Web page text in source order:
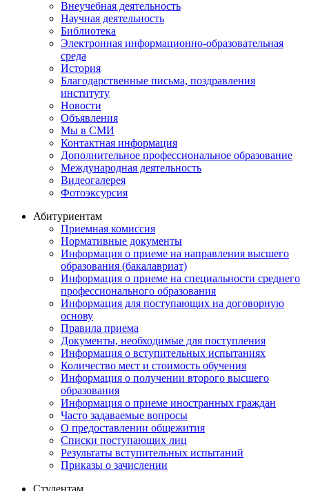
Внеучебная деятельность
Научная деятельность
Библиотека
Электронная информационно-образовательная
среда
История
Благодарственные письма, поздравления
институту
Новости
Объявления
Мы в СМИ
Контактная информация
Дополнительное профессиональное образование
Международная деятельность
Видеогалерея
Фотоэксурсия
Абитуриентам
Приемная комиссия
Нормативные документы
Информация о приеме на направления высшего
образования (бакалавриат)
Информация о приеме на специальности среднего
профессионального образования
Информация для поступающих на договорную
основу
Правила приема
Документы, необходимые для поступления
Информация о вступительных испытаниях
Количество мест и стоимость обучения
Информация о получении второго высшего
образования
Информация о приеме иностранных граждан
Часто задаваемые вопросы
О предоставлении общежития
Списки поступающих лиц
Результаты вступительных испытаний
Приказы о зачислении
Студентам